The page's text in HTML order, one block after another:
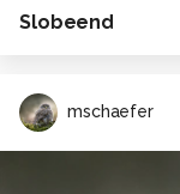
Slobeend
mschaefer